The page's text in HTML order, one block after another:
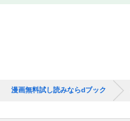
漫画無料試し読みならdブック